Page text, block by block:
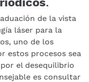
de la vista
láser para la
uno de los
estos procesos sea
el desequilibrio
es consultar